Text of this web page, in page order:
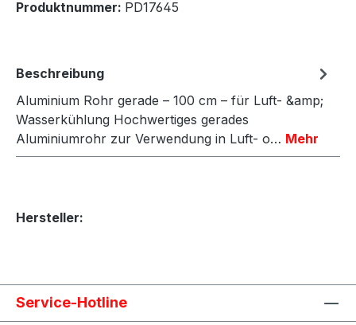
Produktnummer: PD17645
Beschreibung
Aluminium Rohr gerade – 100 cm – für Luft- &amp;
Wasserkühlung Hochwertiges gerades
Aluminiumrohr zur Verwendung in Luft- o… Mehr
Hersteller:
Service-Hotline